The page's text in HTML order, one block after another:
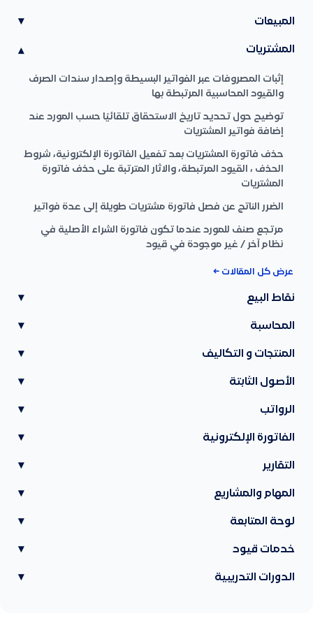
المبيعات ▾
المشتريات ▾
إثبات المصروفات عبر الفواتير البسيطة وإصدار سندات الصرف
والقيود المحاسبية المرتبطة بها
توضيح حول تحديد تاريخ الاستحقاق تلقائيًا حسب المورد عند
إضافة فواتير المشتريات
حذف فاتورة المشتريات بعد تفعيل الفاتورة الإلكترونية، شروط
الحذف ، القيود المرتبطة، والاثار المترتبة على حذف فاتورة
المشتريات
الضرر الناتج عن فصل فاتورة مشتريات طويلة إلى عدة فواتير
مرتجع صنف للمورد عندما تكون فاتورة الشراء الأصلية في
نظام آخر / غير موجودة في قيود
عرض كل المقالات ←
نقاط البيع ▾
المحاسبة ▾
المنتجات و التكاليف ▾
الأصول الثابتة ▾
الرواتب ▾
الفاتورة الإلكترونية ▾
التقارير ▾
المهام والمشاريع ▾
لوحة المتابعة ▾
خدمات قيود ▾
الدورات التدريبية ▾